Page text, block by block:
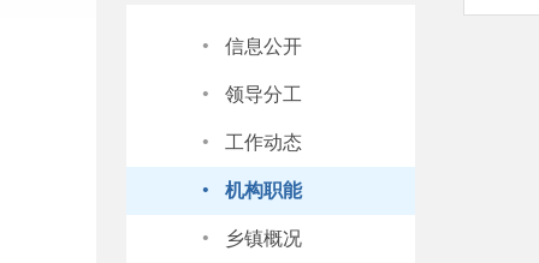
· 信息公开
· 领导分工
· 工作动态
· 机构职能
· 乡镇概况